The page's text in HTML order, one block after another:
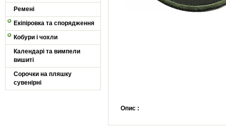
Ремені
Екіпіровка та спорядження
Кобури і чохли
Календарі та вимпели
вишиті
Сорочки на пляшку
сувенірні
Опис :